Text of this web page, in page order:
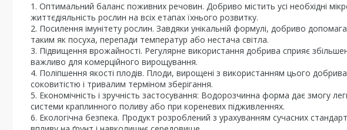
Оптимальний баланс поживних речовин. Добриво містить усі необхідні
життєдіяльність рослин на всіх етапах їхнього розвитку.
Посилення імунітету рослин. Завдяки унікальній формулі, добриво
таким як посуха, перепади температур або нестача світла.
Підвищення врожайності. Регулярне використання добрива сприяє
важливо для комерційного вирощування.
Поліпшення якості плодів. Плоди, вирощені з використанням цього
соковитістю і тривалим терміном зберігання.
Економічність і зручність застосування: Водорозчинна форма дає змогу
системи краплинного поливу або при кореневих підживленнях.
Екологічна безпека. Продукт розроблений з урахуванням сучасних